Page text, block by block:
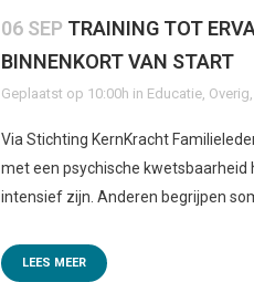
06 SEP TRAINING TOT
BINNENKORT VAN START
Geplaatst op 10:00h in Educatie, Overig,
Via Stichting KernKracht
met een psychische kwetsbaarheid
intensief zijn. Anderen begrijpen
LEES MEER